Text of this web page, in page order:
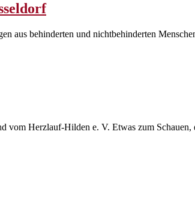
behinderten und nichtbehinderten
Herzlauf-Hilden e. V. Etwas zum